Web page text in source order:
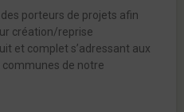
porteurs de projets afin
création/reprise
et complet s’adressant aux
communes de notre